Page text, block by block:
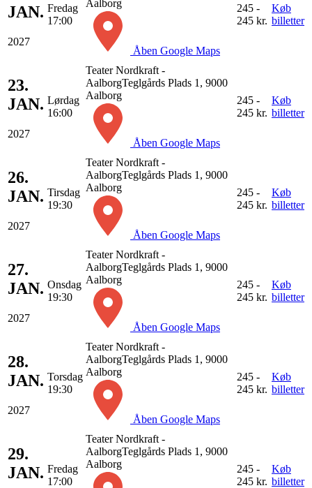
JAN.
2027
Fredag
17:00
Aalborg
Åben Google Maps
245 -
245 kr.
Køb
billetter
23.
JAN.
2027
Lørdag
16:00
Teater Nordkraft -
AalborgTeglgårds Plads 1, 9000
Aalborg
Åben Google Maps
245 -
245 kr.
Køb
billetter
26.
JAN.
2027
Tirsdag
19:30
Teater Nordkraft -
AalborgTeglgårds Plads 1, 9000
Aalborg
Åben Google Maps
245 -
245 kr.
Køb
billetter
27.
JAN.
2027
Onsdag
19:30
Teater Nordkraft -
AalborgTeglgårds Plads 1, 9000
Aalborg
Åben Google Maps
245 -
245 kr.
Køb
billetter
28.
JAN.
2027
Torsdag
19:30
Teater Nordkraft -
AalborgTeglgårds Plads 1, 9000
Aalborg
Åben Google Maps
245 -
245 kr.
Køb
billetter
29.
JAN. Fredag
17:00
Teater Nordkraft -
AalborgTeglgårds Plads 1, 9000
Aalborg
245 -
245 kr.
Køb
billetter